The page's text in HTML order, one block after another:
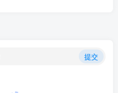
提交